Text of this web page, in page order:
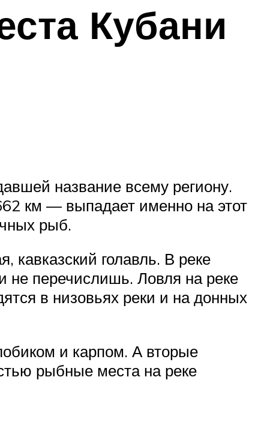
Кубани
название всему региону.
км — выпадает именно на этот
рыб.
кавказский голавль. В реке
не перечислишь. Ловля на реке
в низовьях реки и на донных
и карпом. А вторые
рыбные места на реке